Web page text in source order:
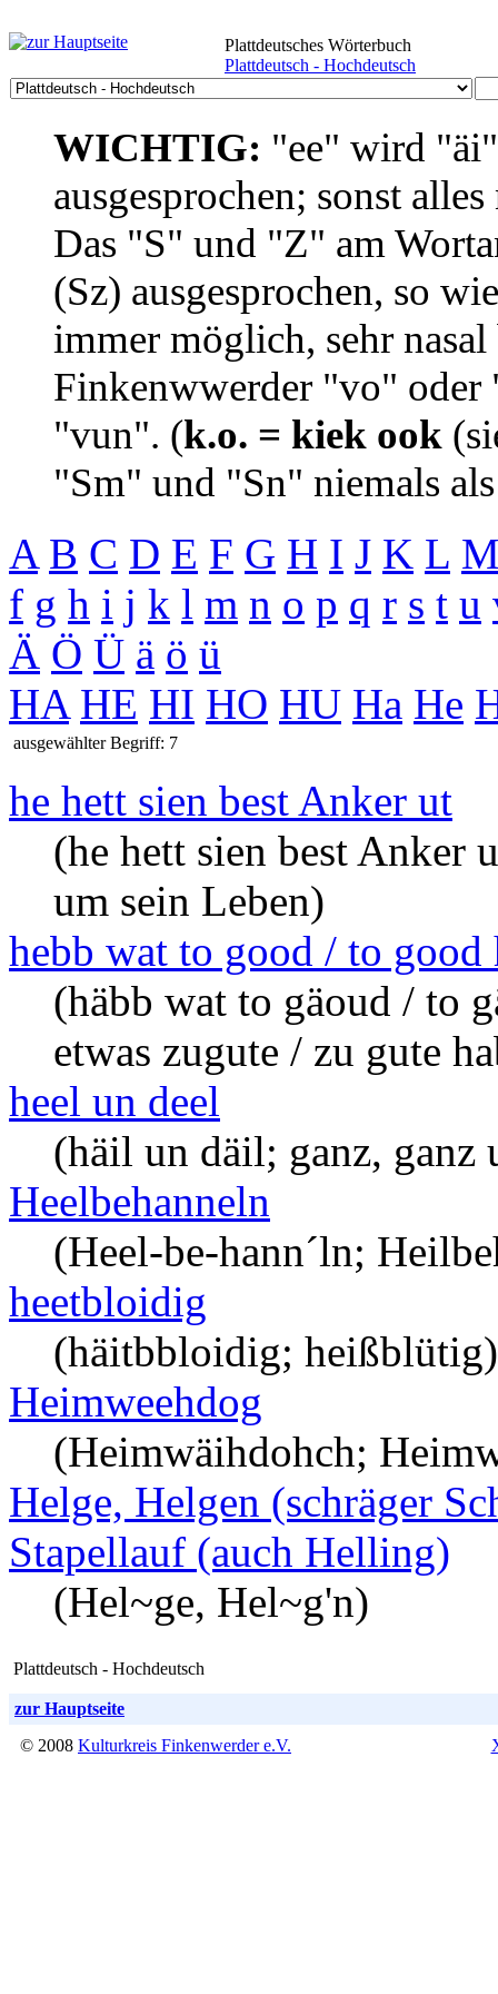
Plattdeutsches Wörterbuch
Plattdeutsch - Hochdeutsch
WICHTIG: "ee" wird
ausgesprochen; sonst
Das "S" und "Z" am
(Sz) ausgesprochen, so
immer möglich, sehr
Finkenwwerder "vo"
"vun". (k.o. = kiek ook
"Sm" und "Sn" niemals
A B C D E F G H I J K L
f g h i j k l m n o p q r s t u
Ä Ö Ü ä ö ü
HA HE HI HO HU Ha He
ausgewählter Begriff: 7
he hett sien best Anker ut
(he hett sien best Anker
um sein Leben)
hebb wat to good / to good
(häbb wat to gäoud / to
etwas zugute / zu gute
heel un deel
(häil un däil; ganz,
Heelbehanneln
(Heel-be-hann´ln;
heetbloidig
(häitbbloidig; heißblütig)
Heimweehdog
(Heimwäihdohch;
Helge, Helgen (schräger
Stapellauf (auch Helling)
(Hel~ge, Hel~g'n)
Plattdeutsch - Hochdeutsch
zur Hauptseite
© 2008 Kulturkreis Finkenwerder e.V.